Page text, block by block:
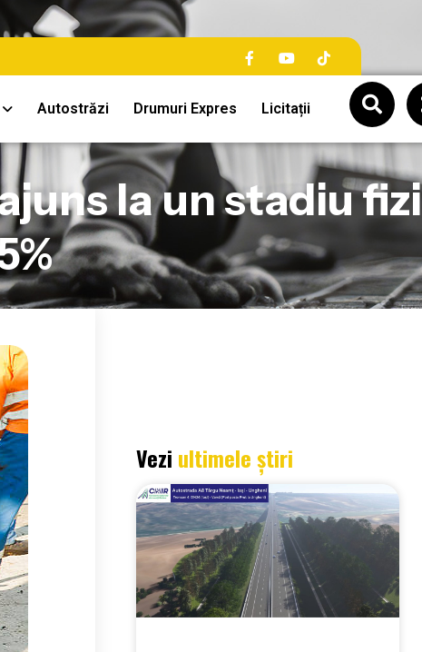
Autostrăzi Drumuri Expres Licitații
la un stadiu
Vezi ultimele știri